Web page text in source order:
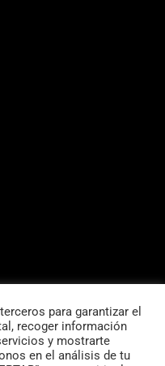
para garantizar el
recoger información
y mostrarte
en el análisis de tu